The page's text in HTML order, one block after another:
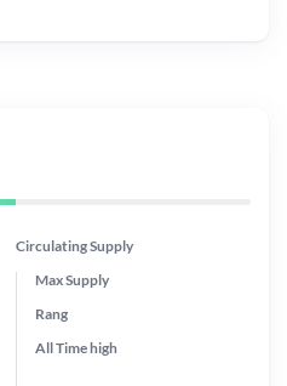
Circulating Supply
Max Supply
Rang
All Timehigh